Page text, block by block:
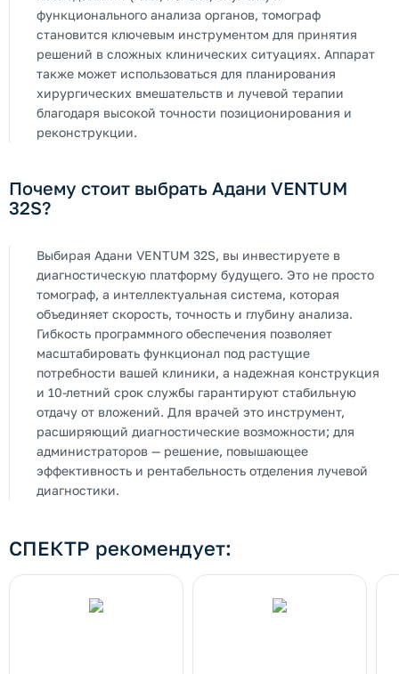
функционального анализа органов, томограф
становится ключевым инструментом для принятия
решений в сложных клинических ситуациях. Аппарат
также может использоваться для планирования
хирургических вмешательств и лучевой терапии
благодаря высокой точности позиционирования и
реконструкции.
Почему стоит выбрать Адани VENTUM
32S?
Выбирая Адани VENTUM 32S, вы инвестируете в
диагностическую платформу будущего. Это не просто
томограф, а интеллектуальная система, которая
объединяет скорость, точность и глубину анализа.
Гибкость программного обеспечения позволяет
масштабировать функционал под растущие
потребности вашей клиники, а надежная конструкция
и 10-летний срок службы гарантируют стабильную
отдачу от вложений. Для врачей это инструмент,
расширяющий диагностические возможности; для
администраторов — решение, повышающее
эффективность и рентабельность отделения лучевой
диагностики.
СПЕКТР рекомендует: